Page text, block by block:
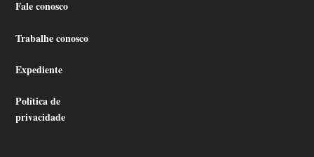
Fale conosco
Trabalhe conosco
Expediente
Política de
privacidade